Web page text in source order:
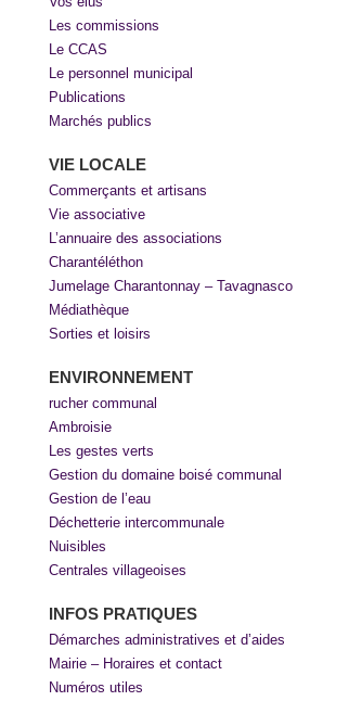
Les commissions
Le CCAS
Le personnel municipal
Publications
Marchés publics
VIE LOCALE
Commerçants et artisans
Vie associative
L’annuaire des associations
Charantéléthon
Jumelage Charantonnay – Tavagnasco
Médiathèque
Sorties et loisirs
ENVIRONNEMENT
rucher communal
Ambroisie
Les gestes verts
Gestion du domaine boisé communal
Gestion de l’eau
Déchetterie intercommunale
Nuisibles
Centrales villageoises
INFOS PRATIQUES
Démarches administratives et d’aides
Mairie – Horaires et contact
Numéros utiles